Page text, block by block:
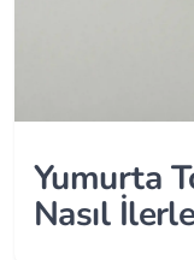
Yumurta
Nasıl